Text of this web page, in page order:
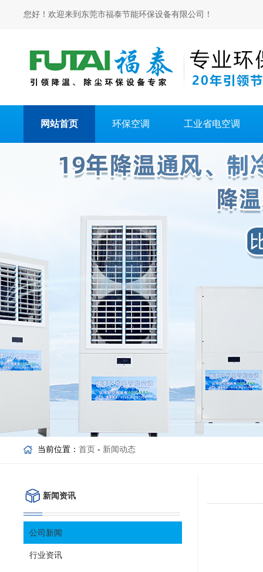
您好！欢迎来到东莞市福泰节能环保设备有限公司！
网站首页 环保空调 工业省电空调
当前位置： 首页 - 新闻动态
新闻资讯
公司新闻
行业资讯